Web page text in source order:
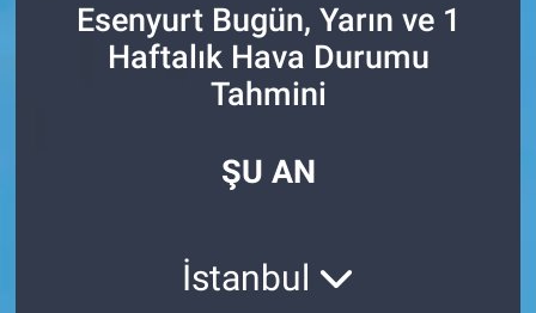
Esenyurt Bugün, Yarın ve 1
Haftalık Hava Durumu
Tahmini
ŞU AN
İstanbul
Elazığ
Sağlıklı Yaşam
Süper Lig Puan Durumu ve Fikstür
Son Dakika Haberleri